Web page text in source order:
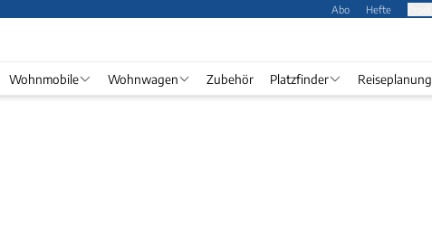
Abo Hefte
Wohnmobile Wohnwagen Zubehör Platzfinder Reiseplanung